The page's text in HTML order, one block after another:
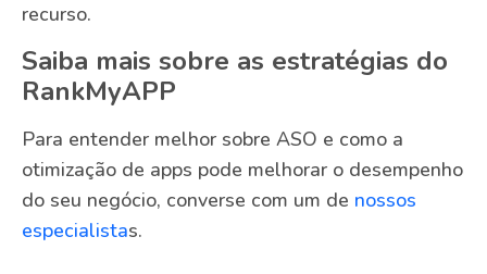
recurso.
Saiba mais sobre as estratégias do
RankMyAPP
Para entender melhor sobre ASO e como a
otimização de apps pode melhorar o desempenho
do seu negócio, converse com um de nossos
especialistas.